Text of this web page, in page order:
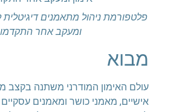
פלטפורמת ניהול מתאמנים דיגיטלית
ומעקב אחר
מבוא
עולם האימון המודרני משתנה בקצב
אישיים, מאמני כושר ומאמנים